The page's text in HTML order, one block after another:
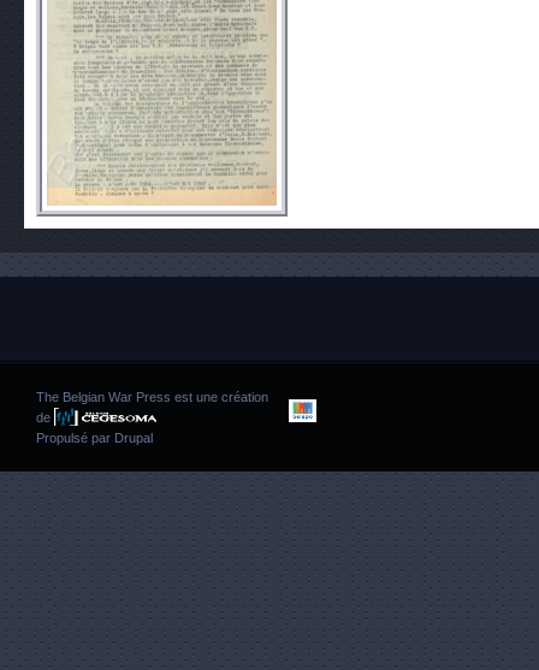
The Belgian War Press est une création
de
Propulsé par Drupal